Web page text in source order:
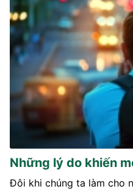
Những lý do khiến
Đôi khi chúng ta làm cho